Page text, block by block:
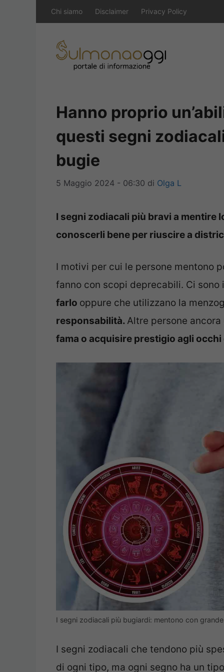
Chi siamo Disclaimer Privacy Policy
Hanno proprio
questi segni
bugie
5 Maggio 2024 - 06:30 di Olga L
I segni zodiacali più bravi a
conoscerli bene per riuscire a
I motivi per cui le persone mentono
fanno con scopi deprecabili. Ci sono
farlo oppure che utilizzano la
responsabilità.Altre persone
fama o acquisire prestigio agli
I segni zodiacali più bugiardi: mentono con
I segni zodiacali che tendono più
di ogni tipo, ma ogni segno ha un